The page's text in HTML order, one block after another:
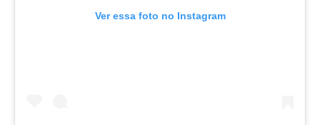
Ver essa foto no Instagram